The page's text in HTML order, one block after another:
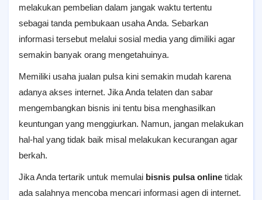
melakukan pembelian dalam jangak waktu tertentu
sebagai tanda pembukaan usaha Anda. Sebarkan
informasi tersebut melalui sosial media yang dimiliki agar
semakin banyak orang mengetahuinya.
Memiliki usaha jualan pulsa kini semakin mudah karena
adanya akses internet. Jika Anda telaten dan sabar
mengembangkan bisnis ini tentu bisa menghasilkan
keuntungan yang menggiurkan. Namun, jangan melakukan
hal-hal yang tidak baik misal melakukan kecurangan agar
berkah.
Jika Anda tertarik untuk memulai bisnis pulsa online tidak
ada salahnya mencoba mencari informasi agen di internet.